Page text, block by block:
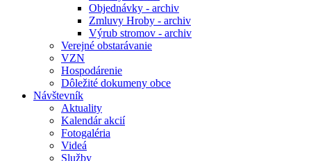
Objednávky - archiv
Zmluvy Hroby - archiv
Výrub stromov - archiv
Verejné obstarávanie
VZN
Hospodárenie
Dôležité dokumeny obce
Návštevník
Aktuality
Kalendár akcií
Fotogaléria
Videá
Služby